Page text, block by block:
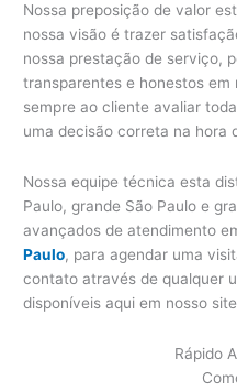
Nossa preposição de valor
nossa visão é trazer
nossa prestação de serviço,
transparentes e honestos
sempre ao cliente avaliar
uma decisão correta na hora
Nossa equipe técnica esta
Paulo, grande São Paulo e
avançados de atendimento
Paulo, para agendar uma
contato através de qualquer
disponíveis aqui em nosso
Rápido